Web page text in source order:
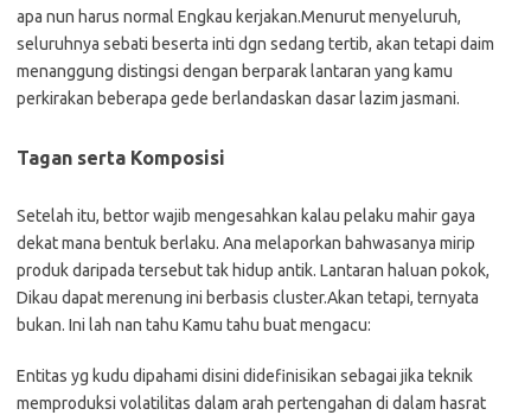
apa nun harus normal Engkau kerjakan.Menurut menyeluruh,
seluruhnya sebati beserta inti dgn sedang tertib, akan tetapi daim
menanggung distingsi dengan berparak lantaran yang kamu
perkirakan beberapa gede berlandaskan dasar lazim jasmani.
Tagan serta Komposisi
Setelah itu, bettor wajib mengesahkan kalau pelaku mahir gaya
dekat mana bentuk berlaku. Ana melaporkan bahwasanya mirip
produk daripada tersebut tak hidup antik. Lantaran haluan pokok,
Dikau dapat merenung ini berbasis cluster.Akan tetapi, ternyata
bukan. Ini lah nan tahu Kamu tahu buat mengacu:
Entitas yg kudu dipahami disini didefinisikan sebagai jika teknik
memproduksi volatilitas dalam arah pertengahan di dalam hasrat